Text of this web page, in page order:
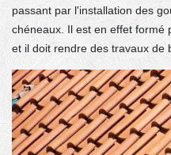
passant par l'installation des
chéneaux. Il est en effet formé
et il doit rendre des travaux de